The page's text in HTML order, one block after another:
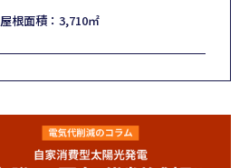
屋根面積：3,710㎡